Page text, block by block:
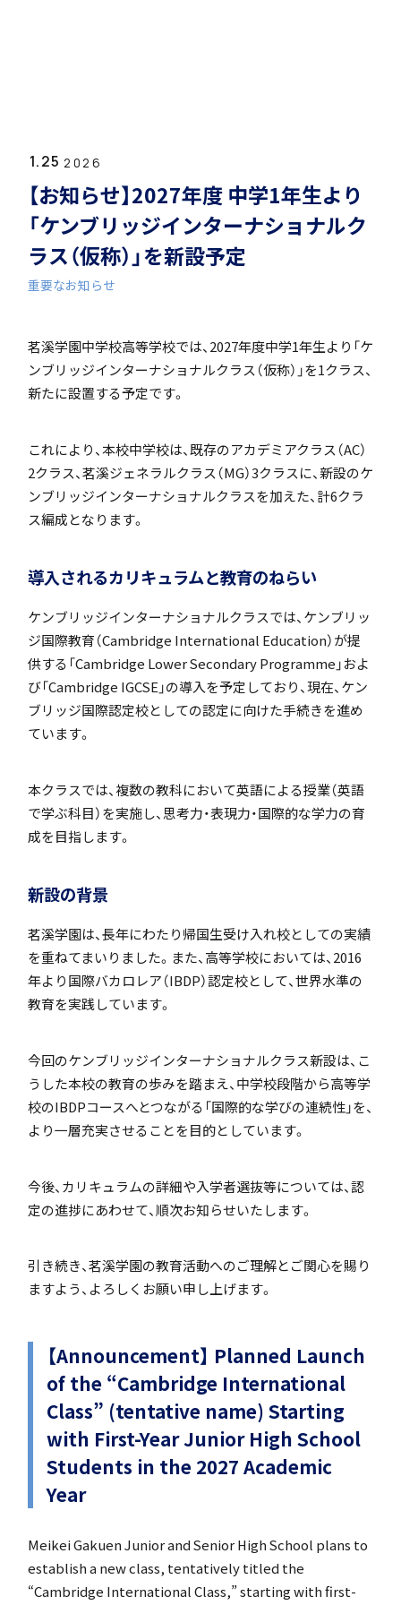
1.25 2026
【お知らせ】2027年度 中学1年生より
「ケンブリッジインターナショナルク
ラス（仮称）」を新設予定
重要なお知らせ
茗溪学園中学校高等学校では、2027年度中学1年生より「ケ
ンブリッジインターナショナルクラス（仮称）」を1クラス、
新たに設置する予定です。
これにより、本校中学校は、既存のアカデミアクラス（AC）
2クラス、茗溪ジェネラルクラス（MG）3クラスに、新設のケ
ンブリッジインターナショナルクラスを加えた、計6クラ
ス編成となります。
導入されるカリキュラムと教育のねらい
ケンブリッジインターナショナルクラスでは、ケンブリッ
ジ国際教育（Cambridge International Education）が提
供する「Cambridge Lower Secondary Programme」およ
び「Cambridge IGCSE」の導入を予定しており、現在、ケン
ブリッジ国際認定校としての認定に向けた手続きを進め
ています。
本クラスでは、複数の教科において英語による授業（英語
で学ぶ科目）を実施し、思考力・表現力・国際的な学力の育
成を目指します。
新設の背景
茗溪学園は、長年にわたり帰国生受け入れ校としての実績
を重ねてまいりました。また、高等学校においては、2016
年より国際バカロレア（IBDP）認定校として、世界水準の
教育を実践しています。
今回のケンブリッジインターナショナルクラス新設は、こ
うした本校の教育の歩みを踏まえ、中学校段階から高等学
校のIBDPコースへとつながる「国際的な学びの連続性」を、
より一層充実させることを目的としています。
今後、カリキュラムの詳細や入学者選抜等については、認
定の進捗にあわせて、順次お知らせいたします。
引き続き、茗溪学園の教育活動へのご理解とご関心を賜り
ますよう、よろしくお願い申し上げます。
【Announcement】 Planned Launch
of the “Cambridge International
Class” (tentative name) Starting
with First-Year Junior High School
Students in the 2027 Academic
Year
Meikei Gakuen Junior and Senior High School plans to
establish a new class, tentatively titled the
“Cambridge International Class,” starting with first-
学校長挨拶
年間行事・課外活動
特色
茗溪ジェネラルクラス（MG）
国際バカロレア（IB）クラス
スーパーサイエンスハイスクール(SSH)
個人課題研究
国内・海外研修旅行
キャンプ